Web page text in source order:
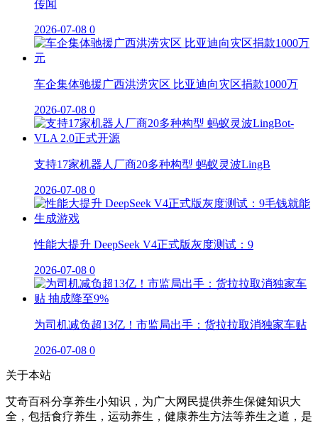
传闻
2026-07-08 0
车企集体驰援广西洪涝灾区 比亚迪向灾区捐款1000万
2026-07-08 0
支持17家机器人厂商20多种构型 蚂蚁灵波LingB
2026-07-08 0
性能大提升 DeepSeek V4正式版灰度测试：9
2026-07-08 0
为司机减负超13亿！市监局出手：货拉拉取消独家车贴
2026-07-08 0
关于本站
艾奇百科分享养生小知识，为广大网民提供养生保健知识大
全，包括食疗养生，运动养生，健康养生方法等养生之道，是